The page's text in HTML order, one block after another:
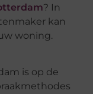
? In
kan
woning.
is op de